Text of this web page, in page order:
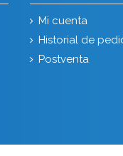
Mi cuenta
Historial de
Postventa